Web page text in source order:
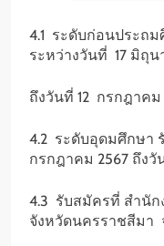
4.1 ระดับก่อนประถ
ระหว่างวันที่ 17 มิถุน
ถึงวันที่ 12 กรกฎาค
4.2 ระดับอุดมศึกษา
กรกฎาคม 2567 ถึงวั
4.3 รับสมัครที่ สำนั
จังหวัดนครราชสีมา